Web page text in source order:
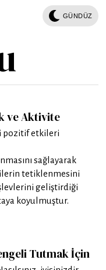
GÜNDÜZ
ve Aktivite
pozitif etkileri
sağlayarak
tetiklenmesini
geliştirdiği
koyulmuştur.
Tutmak İçin